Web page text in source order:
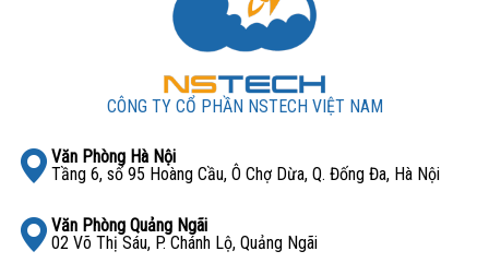
CÔNG TY CỔ PHẦN NSTECH VIỆT NAM
Văn Phòng Hà Nội
Tầng 6, số 95 Hoàng Cầu, Ô Chợ Dừa, Q. Đống Đa, Hà Nội
Văn Phòng Quảng Ngãi
02 Võ Thị Sáu, P. Chánh Lộ, Quảng Ngãi